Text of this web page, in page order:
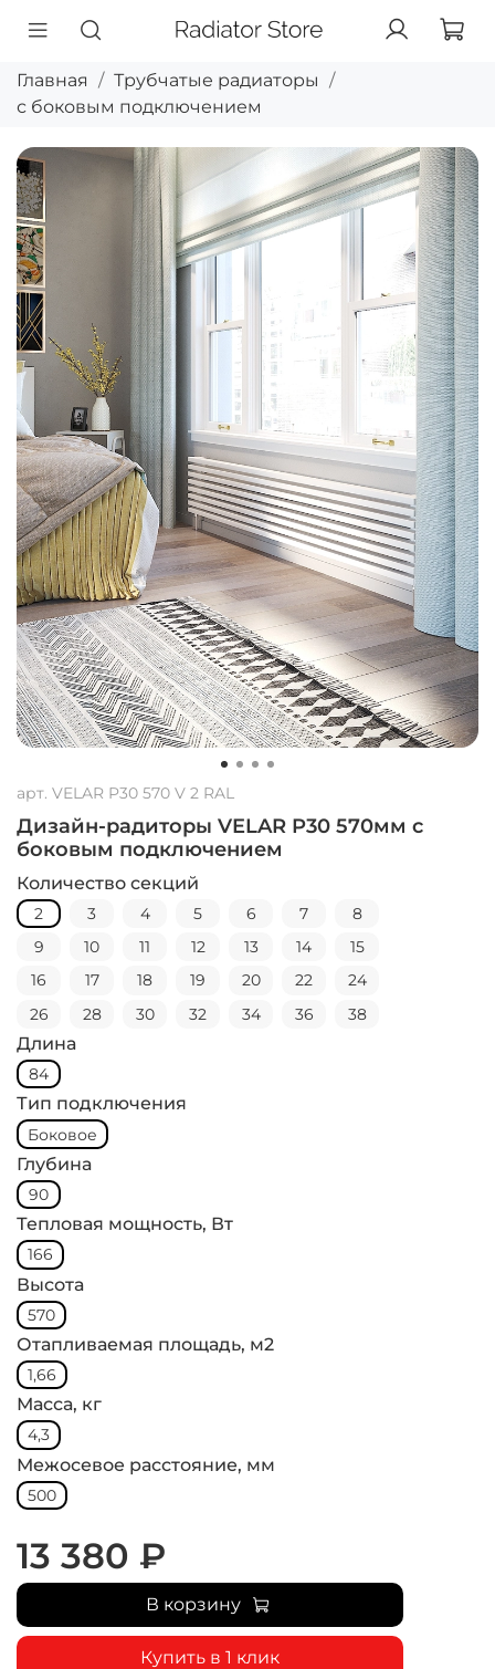
Главная
Трубчатые радиаторы
с боковым подключением
арт. VELAR P30 570 V 2 RAL
Дизайн-радиторы VELAR P30 570мм с
боковым подключением
Количество секций
2 3 4 5 6 7
8
9
10 11 12 13 14
15
16
17 18 19 20 22
24
26
28 30 32 34 36 38
Длина
84
Тип подключения
Боковое
Глубина
90
Тепловая мощность, Вт
166
Высота
570
Отапливаемая площадь, м2
1,66
Масса, кг
4,3
Межосевое расстояние, мм
500
13 380 ₽
В корзину
Купить в 1 клик